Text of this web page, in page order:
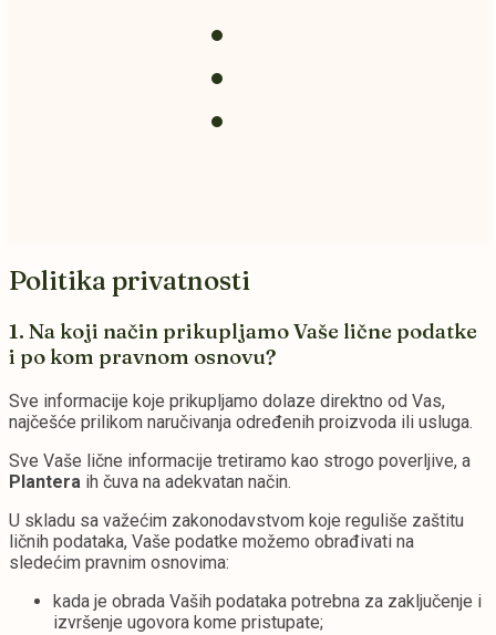
Politika privatnosti
1. Na koji način prikupljamo Vaše lične podatke
i po kom pravnom osnovu?
Sve informacije koje prikupljamo dolaze direktno od Vas,
najčešće prilikom naručivanja određenih proizvoda ili usluga.
Sve Vaše lične informacije tretiramo kao strogo poverljive, a
Plantera ih čuva na adekvatan način.
U skladu sa važećim zakonodavstvom koje reguliše zaštitu
ličnih podataka, Vaše podatke možemo obrađivati na
sledećim pravnim osnovima:
kada je obrada Vaših podataka potrebna za zaključenje i
izvršenje ugovora kome pristupate;